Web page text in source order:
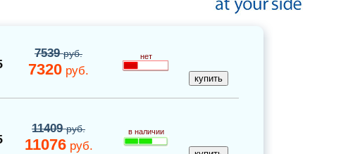
7539руб.
7320 руб.
нет
11409руб.
11076руб.
в наличии